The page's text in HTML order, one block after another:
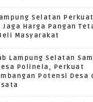
Selatan
Jaga Harga Pangan
Masyarakat
Lampung Selatan
Polinela, Perkuat
Potensi Desa